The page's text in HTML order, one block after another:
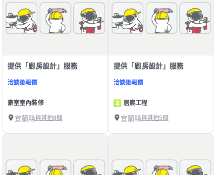
提供「廚房設計」服務
洽談後報價
豪室室內裝修
宜蘭縣與其他8個
提供「廚房設計」服務
洽談後報價
居宸工程
宜蘭縣與其他5個